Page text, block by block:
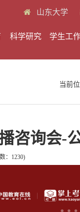
山东大学
科学研究 学生工
当前
咨询会-
： 1230)